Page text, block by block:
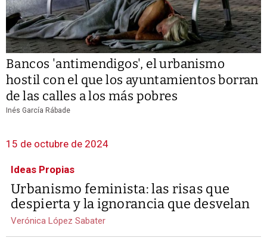
Bancos 'antimendigos', el urbanismo
hostil con el que los ayuntamientos borran
de las calles a los más pobres
Inés García Rábade
15 de octubre de 2024
Ideas Propias
Urbanismo feminista: las risas que
despierta y la ignorancia que desvelan
Verónica López Sabater